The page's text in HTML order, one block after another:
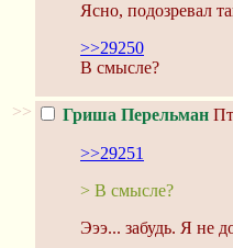
Ясно, подозревал
>>29250
В смысле?
>> Гриша Перельман
>>29251
> В смысле?
Эээ... забудь. Я не